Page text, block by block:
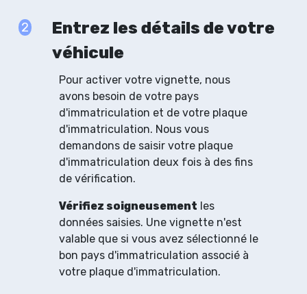
2
Entrez les détails de votre
véhicule
Pour activer votre vignette, nous
avons besoin de votre pays
d'immatriculation et de votre plaque
d'immatriculation. Nous vous
demandons de saisir votre plaque
d'immatriculation deux fois à des fins
de vérification.
Vérifiez soigneusement les
données saisies. Une vignette n'est
valable que si vous avez sélectionné le
bon pays d'immatriculation associé à
votre plaque d'immatriculation.